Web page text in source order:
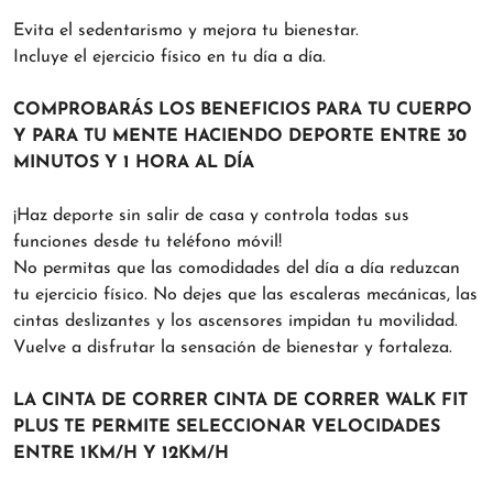
Evita el sedentarismo y mejora tu bienestar.
Incluye el ejercicio físico en tu día a día.
COMPROBARÁS LOS BENEFICIOS PARA TU CUERPO
Y PARA TU MENTE HACIENDO DEPORTE ENTRE 30
MINUTOS Y 1 HORA AL DÍA
¡Haz deporte sin salir de casa y controla todas sus
funciones desde tu teléfono móvil!
No permitas que las comodidades del día a día reduzcan
tu ejercicio físico. No dejes que las escaleras mecánicas, las
cintas deslizantes y los ascensores impidan tu movilidad.
Vuelve a disfrutar la sensación de bienestar y fortaleza.
LA CINTA DE CORRER CINTA DE CORRER WALK FIT
PLUS TE PERMITE SELECCIONAR VELOCIDADES
ENTRE 1KM/H Y 12KM/H